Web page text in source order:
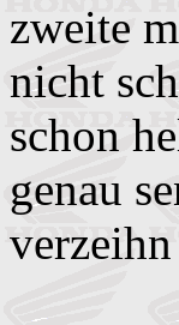
zweite
nicht
schon
genau